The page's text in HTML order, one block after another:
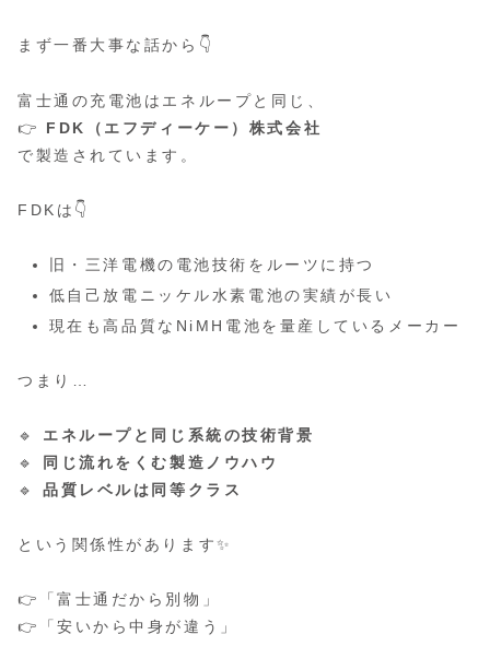
まず一番大事な話から👇
富士通の充電池はエネループと同じ、
👉 FDK（エフディーケー）株式会社
で製造されています。
FDKは👇
旧・三洋電機の電池技術をルーツに持つ
低自己放電ニッケル水素電池の実績が長い
現在も高品質なNiMH電池を量産しているメーカー
つまり…
🔹 エネループと同じ系統の技術背景
🔹
同じ流れをくむ製造ノウハウ
🔹品質レベルは同等クラス
という関係性があります✨
👉「富士通だから別物」
👉「安いから中身が違う」